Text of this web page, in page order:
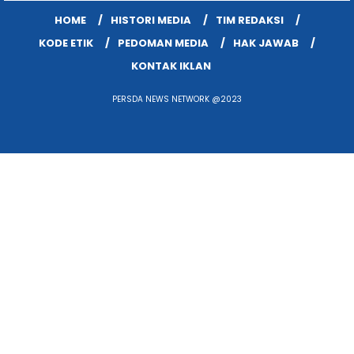
HOME HISTORI MEDIA
TIM REDAKSI
KODE ETIK
PEDOMAN MEDIA
HAK JAWAB
KONTAK IKLAN
PERSDA NEWS NETWORK @2023